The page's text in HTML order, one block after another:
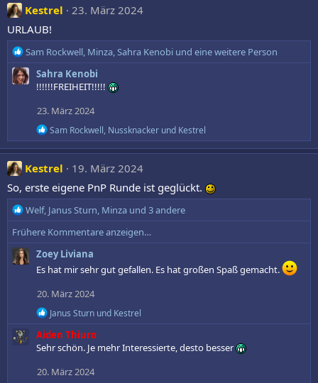
t
i
o
n
e
n
:
Kestrel
23. März 2024
URLAUB!
R
e
a
n
e
n
Sam Rockwell, Minza,Sahra Kenobi und eine weitere Person
Sahra Kenobi
!!!!!!FREIHEIT!!!!!
23. März 2024
R
e
a
t
o
n
e
n
:
Sam Rockwell, Nussknacker und Kestrel
Kestrel
19. März 2024
So, erste eigene PnP Runde ist geglückt.
R
e
a
k
t
n
:
Welf, Janus Sturn, Minza und 3 andere
Frühere Kommentare anzeigen…
Zoey Liviana
Es hat mir sehr gut gefallen. Es hat großen Spaß gemacht.
20. März 2024
R
e
a
k
Janus Sturn und Kestrel
Aiden Thiuro
Sehr schön. Je mehr Interessierte, desto besser
20. März 2024